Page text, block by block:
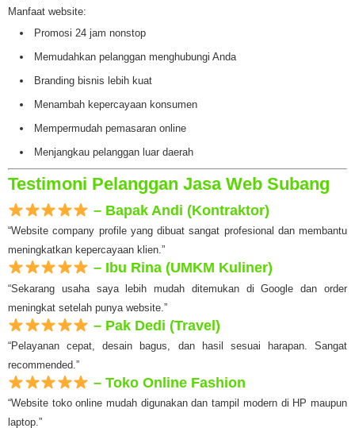
Manfaat website:
Promosi 24 jam nonstop
Memudahkan pelanggan menghubungi Anda
Branding bisnis lebih kuat
Menambah kepercayaan konsumen
Mempermudah pemasaran online
Menjangkau pelanggan luar daerah
Testimoni Pelanggan Jasa Web Subang
– Bapak Andi (Kontraktor)
“Website company profile yang dibuat sangat profesional dan membantu
meningkatkan kepercayaan klien.”
– Ibu Rina (UMKM Kuliner)
“Sekarang usaha saya lebih mudah ditemukan di Google dan order
meningkat setelah punya website.”
– Pak Dedi (Travel)
“Pelayanan cepat, desain bagus, dan hasil sesuai harapan. Sangat
recommended.”
– Toko Online Fashion
“Website toko online mudah digunakan dan tampil modern di HP maupun
laptop.”